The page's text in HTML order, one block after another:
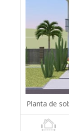
Planta de